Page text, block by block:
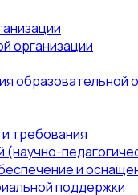
организации
образовательной
требования
(научно-
и
поддержки